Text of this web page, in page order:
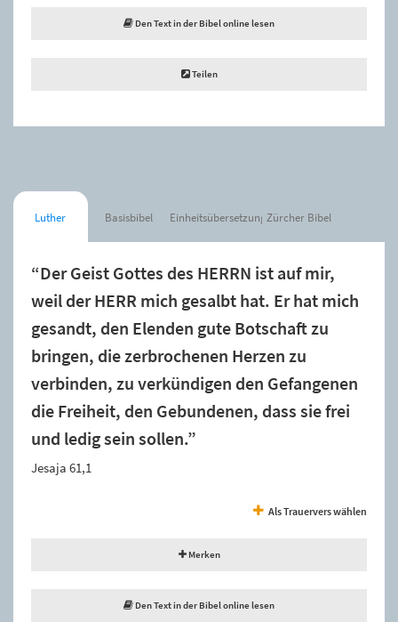
Den Text in der Bibel online lesen
Teilen
Luther Basisbibel Einheitsübersetzung Zürcher Bibel
“Der Geist Gottes des HERRN ist auf mir,
weil der HERR mich gesalbt hat. Er hat mich
gesandt, den Elenden gute Botschaft zu
bringen, die zerbrochenen Herzen zu
verbinden, zu verkündigen den Gefangenen
die Freiheit, den Gebundenen, dass sie frei
und ledig sein sollen.”
Jesaja 61,1
Als Trauervers wählen
Merken
Den Text in der Bibel online lesen